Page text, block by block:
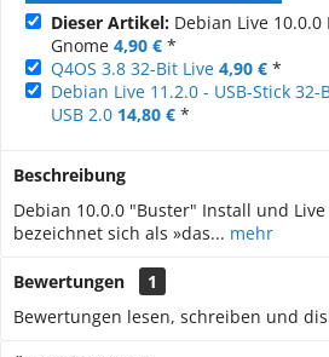
Dieser Artikel: Debian Live
Gnome 4,90 € *
Q4OS 3.8 32-Bit Live 4,90 € *
Debian Live 11.2.0 - USB-Stick 32-
USB 2.0 14,80 € *
Beschreibung
Debian 10.0.0 "Buster" Install und
bezeichnet sich als »das... mehr
Bewertungen
1
Bewertungen lesen, schreiben und